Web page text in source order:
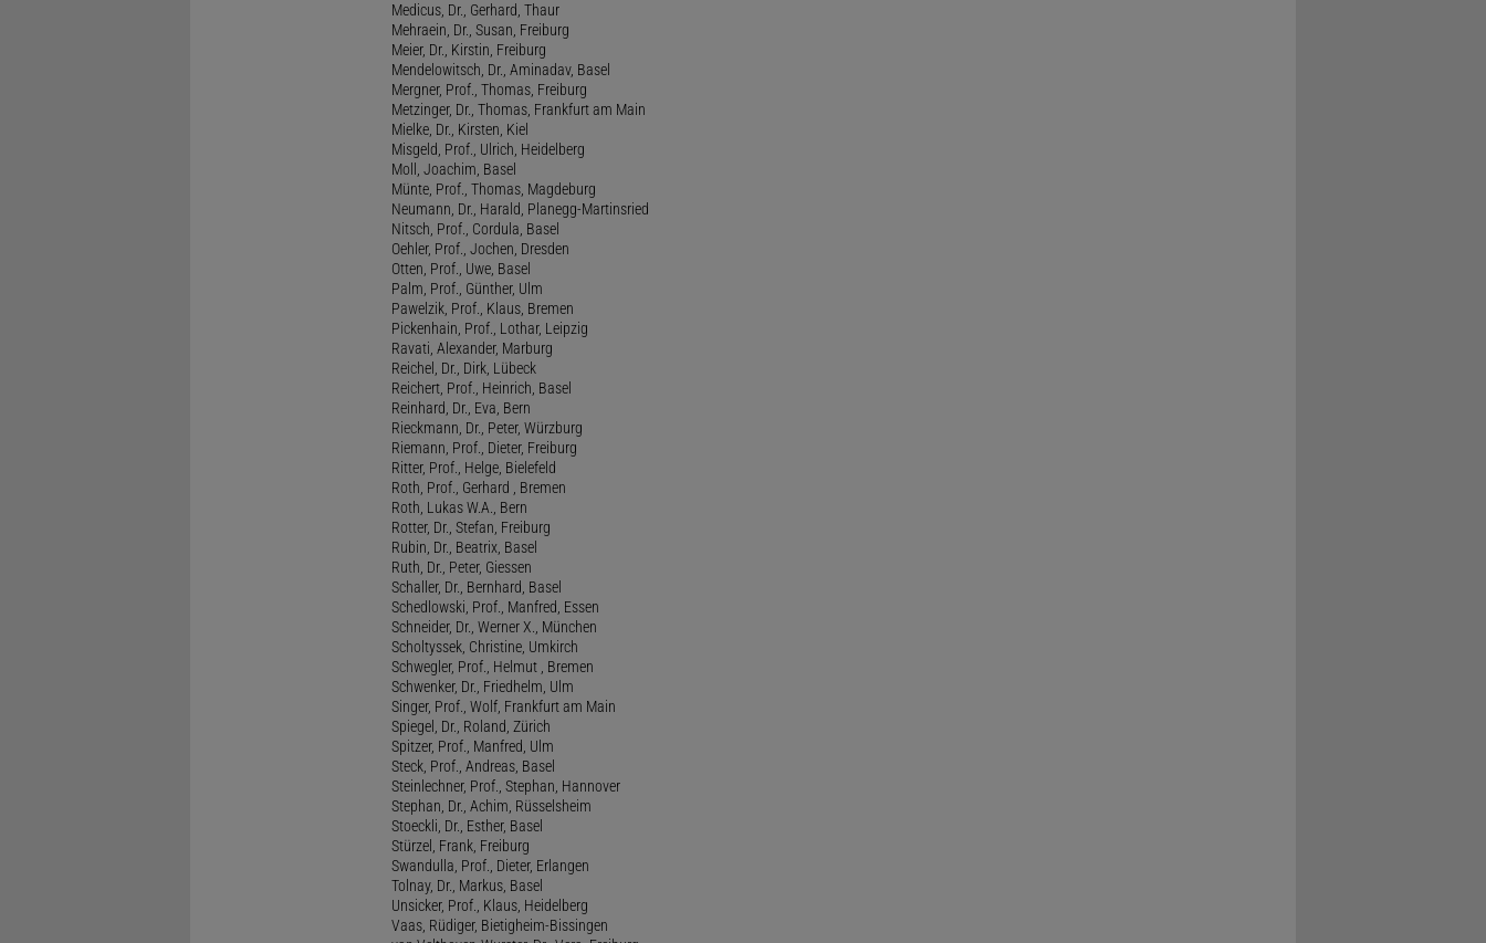
Medicus, Dr., Gerhard, Thaur
Mehraein, Dr., Susan, Freiburg
Meier, Dr., Kirstin, Freiburg
Mendelowitsch, Dr., Aminadav, Basel
Mergner, Prof., Thomas, Freiburg
Metzinger, Dr., Thomas, Frankfurt am Main
Mielke, Dr., Kirsten, Kiel
Misgeld, Prof., Ulrich, Heidelberg
Moll, Joachim, Basel
Münte, Prof., Thomas, Magdeburg
Neumann, Dr., Harald, Planegg-Martinsried
Nitsch, Prof., Cordula, Basel
Oehler, Prof., Jochen, Dresden
Otten, Prof., Uwe, Basel
Palm, Prof., Günther, Ulm
Pawelzik, Prof., Klaus, Bremen
Pickenhain, Prof., Lothar, Leipzig
Ravati, Alexander, Marburg
Reichel, Dr., Dirk, Lübeck
Reichert, Prof., Heinrich, Basel
Reinhard, Dr., Eva, Bern
Rieckmann, Dr., Peter, Würzburg
Riemann, Prof., Dieter, Freiburg
Ritter, Prof., Helge, Bielefeld
Roth, Prof., Gerhard , Bremen
Roth, Lukas W.A., Bern
Rotter, Dr., Stefan, Freiburg
Rubin, Dr., Beatrix, Basel
Ruth, Dr., Peter, Giessen
Schaller, Dr., Bernhard, Basel
Schedlowski, Prof., Manfred, Essen
Schneider, Dr., Werner X., München
Scholtyssek, Christine, Umkirch
Schwegler, Prof., Helmut , Bremen
Schwenker, Dr., Friedhelm, Ulm
Singer, Prof., Wolf, Frankfurt am Main
Spiegel, Dr., Roland, Zürich
Spitzer, Prof., Manfred, Ulm
Steck, Prof., Andreas, Basel
Steinlechner, Prof., Stephan, Hannover
Stephan, Dr., Achim, Rüsselsheim
Stoeckli, Dr., Esther, Basel
Stürzel, Frank, Freiburg
Swandulla, Prof., Dieter, Erlangen
Tolnay, Dr., Markus, Basel
Unsicker, Prof., Klaus, Heidelberg
Vaas, Rüdiger, Bietigheim-Bissingen